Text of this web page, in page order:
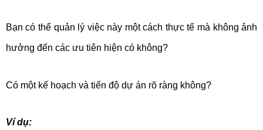
Bạn có thể quản lý việc này một cách thực tế mà không ảnh
hưởng đến các ưu tiên hiện có không?
Có một kế hoạch và tiến độ dự án rõ ràng không?
Ví dụ: